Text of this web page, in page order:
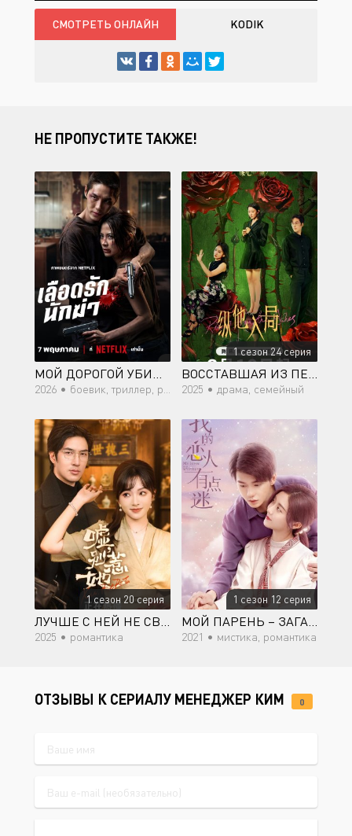
СМОТРЕТЬ ОНЛАЙН KODIK
НЕ ПРОПУСТИТЕ ТАКЖЕ!
МОЙ ДОРОГОЙ УБИЙЦА
2026 • боевик, триллер, романтика, криминал
1 сезон 24 серия
ВОССТАВШАЯ ИЗ ПЕПЛА
2025 • драма, семейный
1 сезон 20 серия
ЛУЧШЕ С НЕЙ НЕ СВЯЗЫВАТЬСЯ!
2025 • романтика
1 сезон 12 серия
МОЙ ПАРЕНЬ – ЗАГАДКА
2021 • мистика, романтика
ОТЗЫВЫ К СЕРИАЛУ МЕНЕДЖЕР КИМ 0